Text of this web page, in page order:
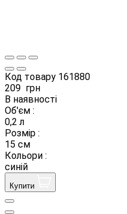
Код товару 161880
209 грн
В наявності
Об'єм :
0,2 л
Розмір :
15 см
Кольори :
синій
Купити